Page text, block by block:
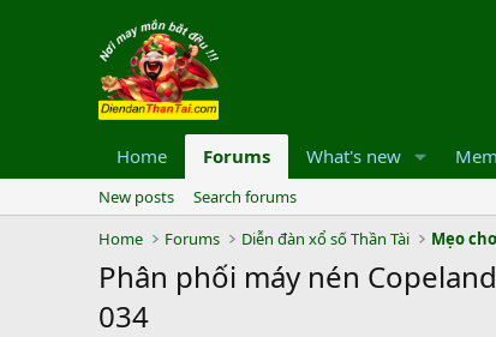
Home Forums What's new
New posts
Search forums
Home
Forums Diễn đàn xổ số Thần Tài Mẹo
Phân phối máy nén
034